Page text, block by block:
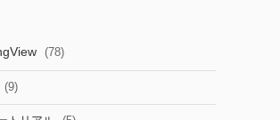
(78)
(9)